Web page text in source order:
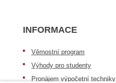
INFORMACE
Věrnostní program
Výhody pro studenty
Pronájem výpočetní techniky